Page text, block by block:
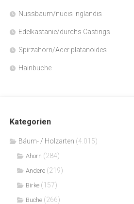
Nussbaum/nucis inglandis
Edelkastanie/durchs Castings
Spirzahorn/Acer platanoides
Hainbuche
Kategorien
Bäum- / Holzarten (4.015)
Ahorn (284)
Andere (219)
Birke (157)
Buche (266)